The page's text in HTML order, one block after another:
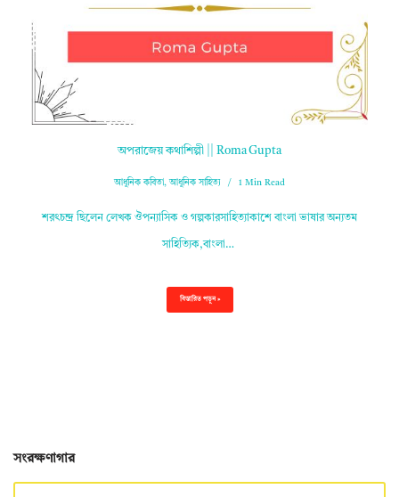
অপরাজেয় কথাশিল্পী || Roma Gupta
আধুনিক কবিতা,আধুনিক সাহিত্য 1 Min Read
শরৎচন্দ্র ছিলেন লেখক ঔপন্যাসিক ও গল্পকারসাহিত্যাকাশে বাংলা ভাষার অন্যতম
সাহিত্যিক,বাংলা…
বিস্তারিত পড়ুন »
সংরক্ষণাগার